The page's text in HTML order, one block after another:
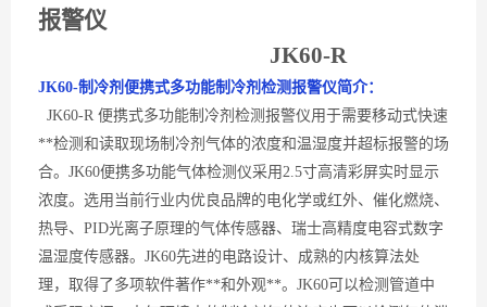
报警仪
JK60-R
JK60-制冷剂 便携式多功能制冷剂 检测报警仪简介：
JK60-R 便携式多功能制冷剂检测报警仪用于需要移动式快速
**检测 和读取现场制冷剂 气体的浓度和温湿度并超标报警的场
合。 JK60便携多功能气体检测仪采用2.5寸高清彩屏实时显示
浓度。 选用当前行业内优良品牌的电化学或红外、催化燃烧、
热导、 PID光离子原理的气体传感器、瑞士高精度电容式数字
温湿度传感器。 JK60先进的电路设计、成熟的内核算法处
理，取得了多项软件著作**和外观**。JK60可以检测管道中